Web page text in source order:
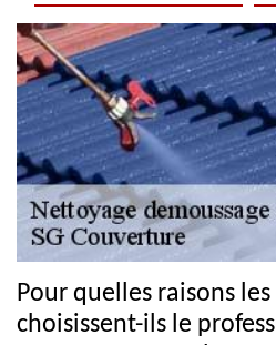
Pour quelles raisons
choisissent-ils le